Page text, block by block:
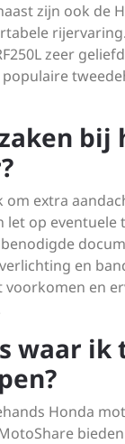
zijn ook de
zeer
bij
extra
op eventuele
en
en
waar ik
Honda